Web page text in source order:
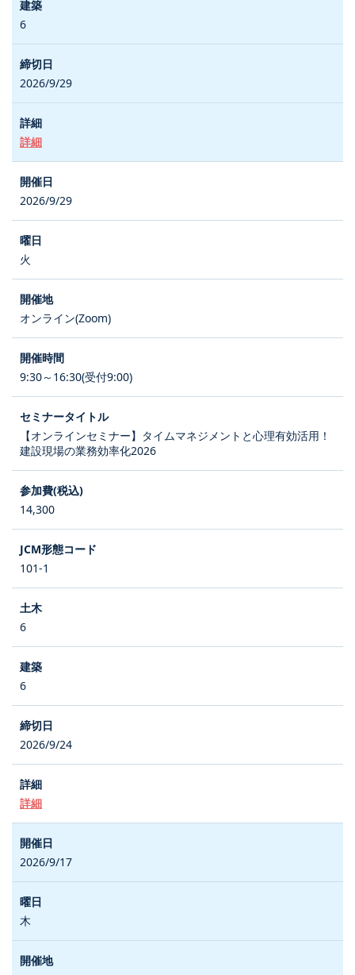
6
2026/9/29
詳細
2026/9/29
火
オンライン(Zoom)
9:30～16:30(受付9:00)
【オンラインセミナー】タイムマネジメントと心理有効活用！
建設現場の業務効率化2026
14,300
101-1
6
6
2026/9/24
詳細
2026/9/17
木